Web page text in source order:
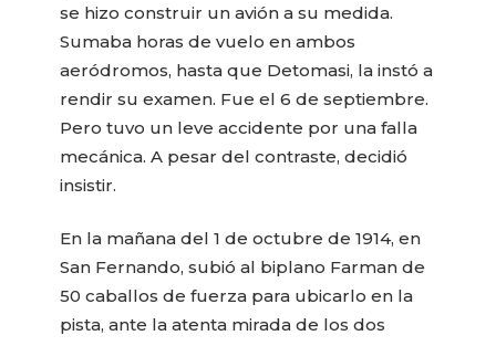
se hizo construir un avión a su medida.
Sumaba horas de vuelo en ambos
aeródromos, hasta que Detomasi, la instó a
rendir su examen. Fue el 6 de septiembre.
Pero tuvo un leve accidente por una falla
mecánica. A pesar del contraste, decidió
insistir.
En la mañana del 1 de octubre de 1914, en
San Fernando, subió al biplano Farman de
50 caballos de fuerza para ubicarlo en la
pista, ante la atenta mirada de los dos